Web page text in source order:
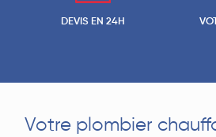
DEVIS EN 24H
Votre plombier